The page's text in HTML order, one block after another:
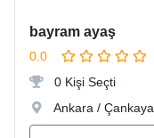
bayram ayaş
0.0
0 Kişi Seçti
Ankara / Çankaya